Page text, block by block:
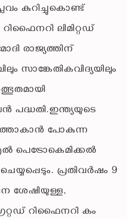
കുറിച്ചുകൊണ്ട്
ലിമിറ്റഡ്
രാജ്യത്തിന്
സാങ്കേതികവിദ്യയിലും
പദ്ധതി.ഇന്ത്യയുടെ
പോകുന്ന
പെട്രോകെമിക്കൽ
പ്രതിവർഷം 9
ശേഷിയുള്ള,
റിഫൈനറി കം